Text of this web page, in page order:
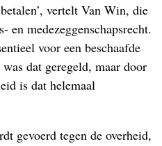
vertelt Van Win, die
en medezeggenschapsrecht.
voor een beschaafde
dat geregeld, maar door
is dat helemaal
gevoerd tegen de overheid,